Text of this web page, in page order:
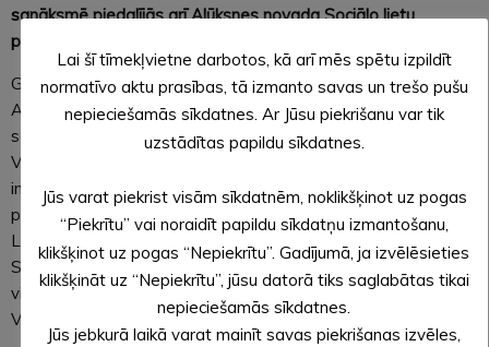
sanāksmē piedalījās arī Alūksnes novada Sociālo lietu
pārvaldes vadītājs Arturs Upīts.
Grupas sastāvu un nolikumu apstiprināja 26. septembra
Alūksnes novada domes sēdē. Starpinstitucionālās grupas
sastāvā ir Alūksnes novada bāriņtiesas priekšsēdētāja Gunta
Vanaga, Alūksnes novada pašvaldības policijas vecākais
inspektors Gints Teterovskis, Alūksnes novada Sociālo lietu
pārvaldes Sociālo pakalpojumu nodaļas vadītāja Ludmila
Logina un Alūksnes novada Izglītības pārvaldes metodiķe
Silva Zariņa. Pirmajā sanāksmē no sadarbības grupas locekļu
vidus ievēlēta Ludmila Logina, par vadītājas vietnieci – Gunta
Vanaga. Sadarbības grupas locekļi
Lai šī tīmekļvietne darbotos, kā arī mēs spētu izpildīt
normatīvo aktu prasības, tā izmanto savas un trešo pušu
nepieciešamās sīkdatnes. Ar Jūsu piekrišanu var tik
uzstādītas papildu sīkdatnes.
Jūs varat piekrist visām sīkdatnēm, noklikšķinot uz pogas
“Piekrītu” vai noraidīt papildu sīkdatņu izmantošanu,
klikšķinot uz pogas “Nepiekrītu”. Gadījumā, ja izvēlēsieties
klikšķināt uz “Nepiekrītu”, jūsu datorā tiks saglabātas tikai
nepieciešamās sīkdatnes.
Jūs jebkurā laikā varat mainīt savas piekrišanas izvēles,